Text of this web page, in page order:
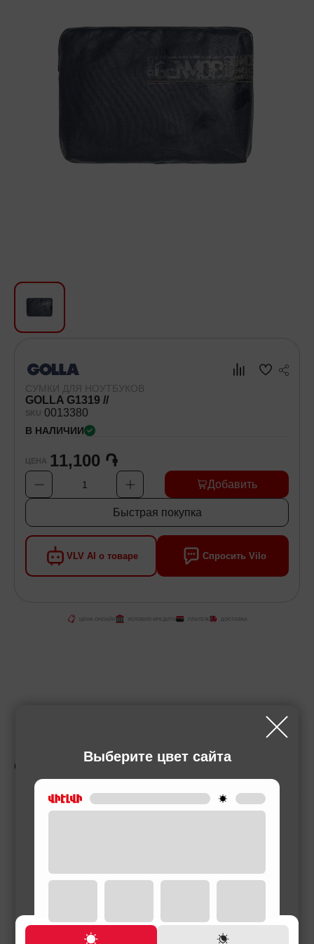
Выберите цвет сайта
Санкерамика
VLV AI о товаре Спросить Vilo
СУМКИ ДЛЯ НОУТБУКОВ
GOLLA G1319 //
SKU 0013380
В НАЛИЧИИ
ЦЕНА 11,100 ֏
1 Добавить
Быстрая покупка
ЦЕНА ОНЛАЙН УСЛОВИЯ КРЕДИТА ПЛАТЕЖ ДОСТАВКА
СОПУТСТВУЮЩИЕ ТОВАРЫ